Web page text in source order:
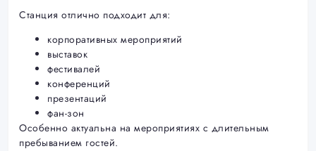
Станция отлично подходит для:
корпоративных мероприятий
выставок
фестивалей
конференций
презентаций
фан-зон
Особенно актуальна на мероприятиях с длительным
пребыванием гостей.